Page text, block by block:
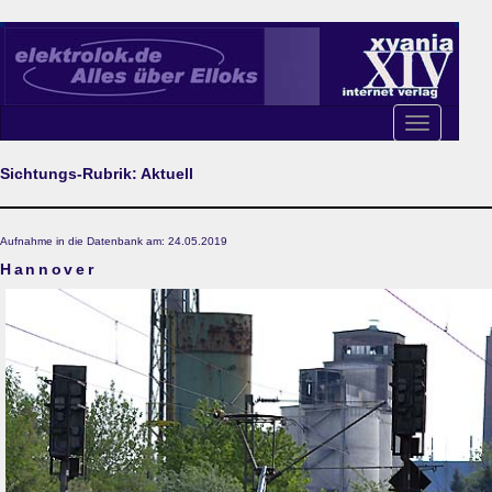
Toggle
navigation
Sichtungs-Rubrik: Aktuell
Aufnahme in die Datenbank am: 24.05.2019
Hannover